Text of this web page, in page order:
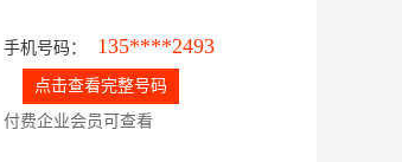
手机号码： 135****2493
点击查看完整号码
付费企业会员可查看